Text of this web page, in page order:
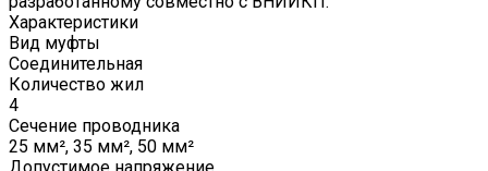
Характеристики
Вид муфты
Соединительная
Количество жил
4
Сечение проводника
25 мм², 35 мм², 50 мм²